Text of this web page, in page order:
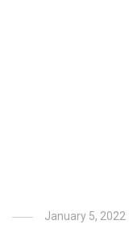
January 5, 2022